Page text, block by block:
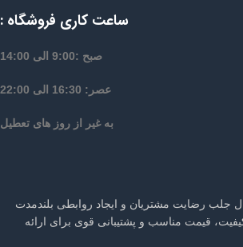
ساعت کاری فروشگاه :
صبح :9:00 الی 14:00
عصر: 16:30 الی 22:00
به غیر از روز های تعطیل
جلب رضایت مشتریان و ایجاد روابطی بلندمدت
قیمت مناسب و پشتیبانی قوی برای ارائه